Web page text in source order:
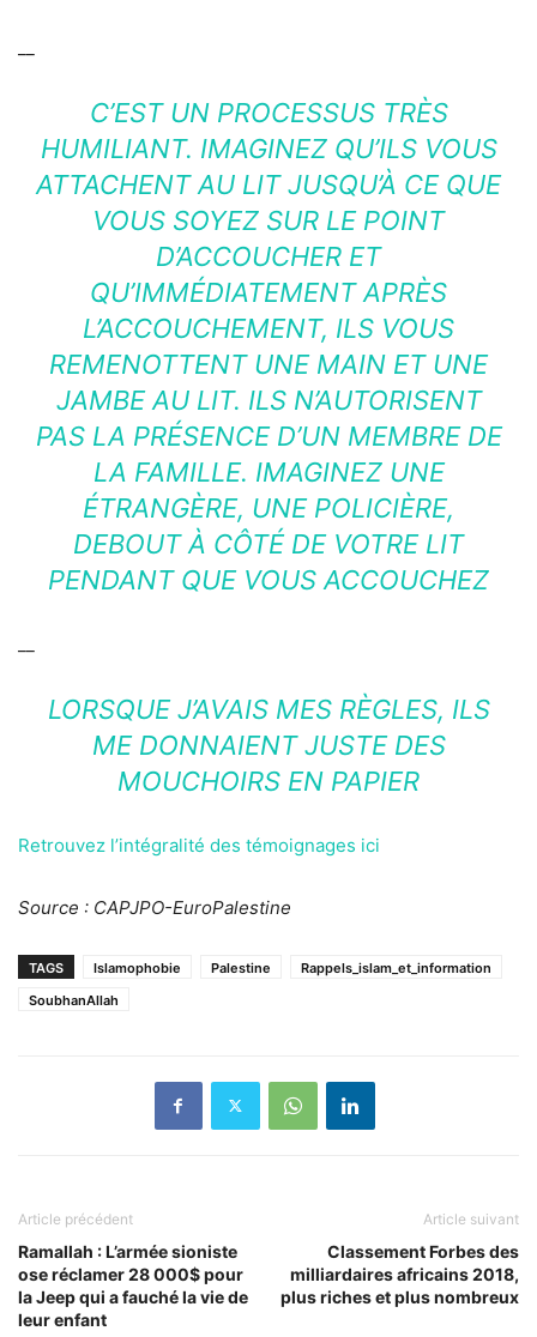
C’EST UN PROCESSUS TRÈS
HUMILIANT. IMAGINEZ QU’ILS VOUS
ATTACHENT AU LIT JUSQU’À CE QUE
VOUS SOYEZ SUR LE POINT
D’ACCOUCHER ET
QU’IMMÉDIATEMENT APRÈS
L’ACCOUCHEMENT, ILS VOUS
REMENOTTENT UNE MAIN ET UNE
JAMBE AU LIT. ILS N’AUTORISENT
PAS LA PRÉSENCE D’UN MEMBRE DE
LA FAMILLE. IMAGINEZ UNE
ÉTRANGÈRE, UNE POLICIÈRE,
DEBOUT À CÔTÉ DE VOTRE LIT
PENDANT QUE VOUS ACCOUCHEZ
LORSQUE J’AVAIS MES RÈGLES, ILS
ME DONNAIENT JUSTE DES
MOUCHOIRS EN PAPIER
Retrouvez l’intégralité des témoignages ici
Source : CAPJPO-EuroPalestine
TAGS Islamophobie Palestine
Rappels_islam_et_information
SoubhanAllah
Article précédent
Ramallah : L’armée sioniste
ose réclamer 28 000$ pour
la Jeep qui a fauché la vie de
leur enfant
Article suivant
Classement Forbes des
milliardaires africains 2018,
plus riches et plus nombreux